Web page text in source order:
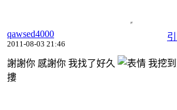
qawsed4000
2011-08-03 21:46
謝謝你 感謝你 我找了好久
我挖
摟